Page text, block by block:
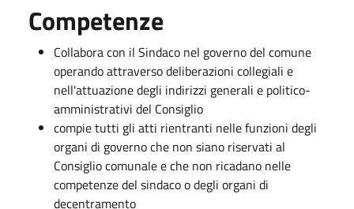
Competenze
Collabora con il Sindaco nel governo del comune
operando attraverso deliberazioni collegiali e
nell'attuazione degli indirizzi generali e politico-
amministrativi del Consiglio
compie tutti gli atti rientranti nelle funzioni degli
organi di governo che non siano riservati al
Consiglio comunale e che non ricadano nelle
competenze del sindaco o degli organi di
decentramento